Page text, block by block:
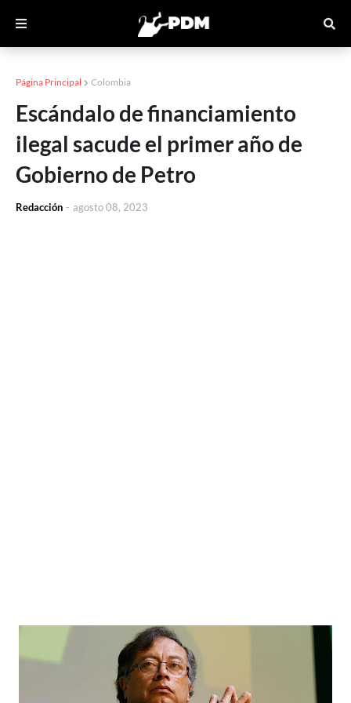
Página Principal Colombia
Escándalo de financiamiento
ilegal sacude el primer año de
Gobierno de Petro
Redacción - agosto 08, 2023